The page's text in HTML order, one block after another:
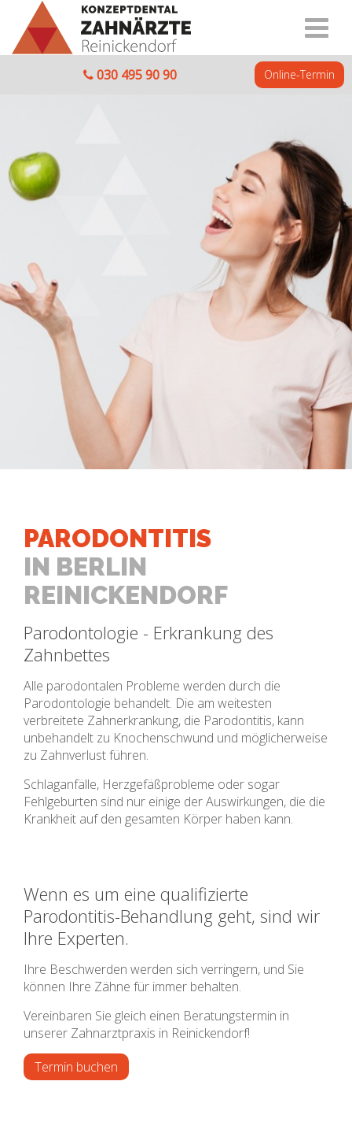
030 495 90 90 Online-Termin
PARODONTITIS
IN BERLIN
REINICKENDORF
Parodontologie - Erkrankung des
Zahnbettes
Alle parodontalen Probleme werden durch die
Parodontologie behandelt. Die am weitesten
verbreitete Zahnerkrankung, die Parodontitis, kann
unbehandelt zu Knochenschwund und möglicherweise
zu Zahnverlust führen.
Schlaganfälle, Herzgefäßprobleme oder sogar
Fehlgeburten sind nur einige der Auswirkungen, die die
Krankheit auf den gesamten Körper haben kann.
Wenn es um eine qualifizierte
Parodontitis-Behandlung geht, sind wir
Ihre Experten.
Ihre Beschwerden werden sich verringern, und Sie
können Ihre Zähne für immer behalten.
Vereinbaren Sie gleich einen Beratungstermin in
unserer Zahnarztpraxis in Reinickendorf!
Termin buchen